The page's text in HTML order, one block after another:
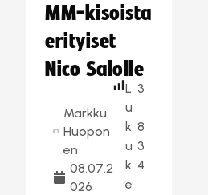
MM-kisoista
erityiset
Nico Salolle
Markku
Huopon
en
08.07.2
026
L
u
k
u
k
e
3
8
3
4